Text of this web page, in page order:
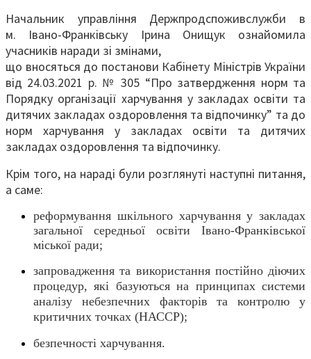
Начальник управління Держпродспоживслужби в
м. Івано-Франківську Ірина Онищук ознайомила
учасників наради зі змінами,
що вносяться до постанови Кабінету Міністрів України
від 24.03.2021 р. № 305 “Про затвердження норм та
Порядку організації харчування у закладах освіти та
дитячих закладах оздоровлення та відпочинку” та до
норм харчування у закладах освіти та дитячих
закладах оздоровлення та відпочинку.
Крім того, на нараді були розглянуті наступні питання,
а саме:
реформування шкільного харчування у закладах
загальної середньої освіти Івано-Франківської
міської ради;
запровадження та використання постійно діючих
процедур, які базуються на принципах системи
аналізу небезпечних факторів та контролю у
критичних точках (НАССР);
безпечності харчування.